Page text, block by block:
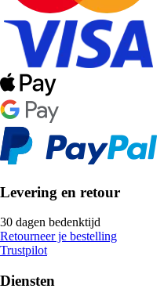
Levering en retour
30 dagen bedenktijd
Retourneer je bestelling
Trustpilot
Diensten